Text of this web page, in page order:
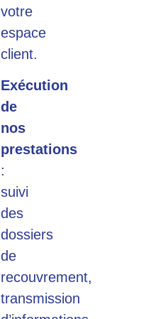
votre
espace
client.
Exécution
de
nos
prestations
:
suivi
des
dossiers
de
recouvrement,
transmission